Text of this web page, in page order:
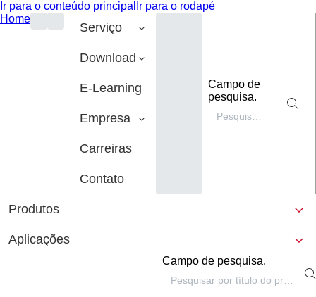
Ir para o conteúdo principal Ir para o rodapé
Home
Serviço
Download
E-Learning
Empresa
Carreiras
Contato
Campo de
pesquisa.
Produtos
Aplicações
Campo de pesquisa.